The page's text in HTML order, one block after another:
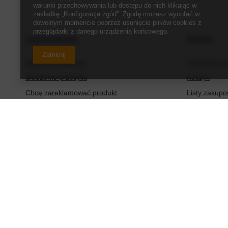
Status zamówienia
Śledzenie przesyłki
Chcę zareklamować produkt
Koszyk
Listy
warunki przechowywania lub dostępu do nich klikając w
zakładkę „Konfiguracja zgód”. Zgodę możesz wycofać w
dowolnym momencie poprzez usunięcie plików cookies z
przeglądarki z danego urządzenia końcowego.
Zamknij